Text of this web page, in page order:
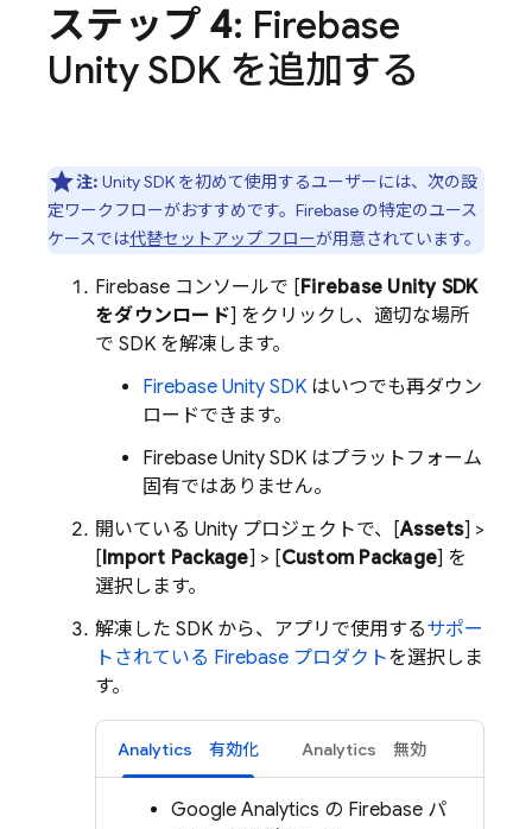
ステップ 4: Firebase
Unity SDK を追加する
注: Unity SDK を初めて使用するユーザーには、次の設
定ワークフローがおすすめです。Firebase の特定のユース
ケースでは代替セットアップ フローが用意されています。
Firebase コンソールで [Firebase UnitySDK
をダウンロード] をクリックし、適切な場所
で SDK を解凍します。
Firebase Unity SDK はいつでも再ダウン
ロードできます。
Firebase Unity SDK はプラットフォーム
固有ではありません。
開いている Unity プロジェクトで、[Assets] >
[Import Package] > [Custom Package] を
選択します。
解凍した SDK から、アプリで使用するサポー
トされている Firebase プロダクトを選択しま
す。
Analytics 有効化 Analytics 無効
Google Analytics の Firebase パ